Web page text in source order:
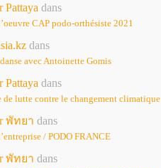
Pattaya dans
CAP podo-orthésiste 2021
dans
avec Antoinette Gomis
Pattaya dans
de lutte contre le changement climatique
พัทยา dans
/ PODO FRANCE
พัทยา dans